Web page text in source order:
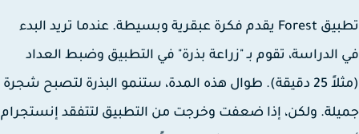
تطبيق Forest يقدم فكرة عبقرية وبسيطة. عندما تريد البدء
تقوم بـ "زراعة بذرة" في التطبيق وضبط العداد
(مثلاً 25 دقيقة). طوال هذه المدة، ستنمو البذرة لتصبح شجرة
ولكن، إذا ضعفت وخرجت من التطبيق لتتفقد إنستجرام